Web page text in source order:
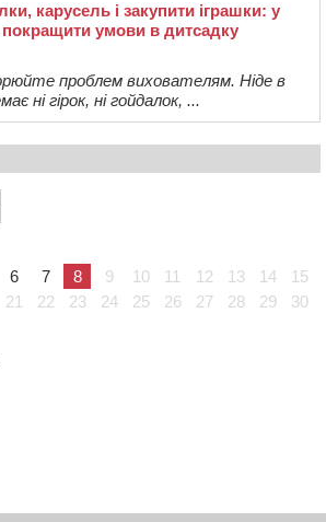
карусель і закупити іграшки: у
умови в дитсадку
проблем вихователям. Ніде в
ні гірок, ні гойдалок, ...
6 7 8 9 10 11 12 13 14
15
21 22 23 24 25 26 27 28 29
30